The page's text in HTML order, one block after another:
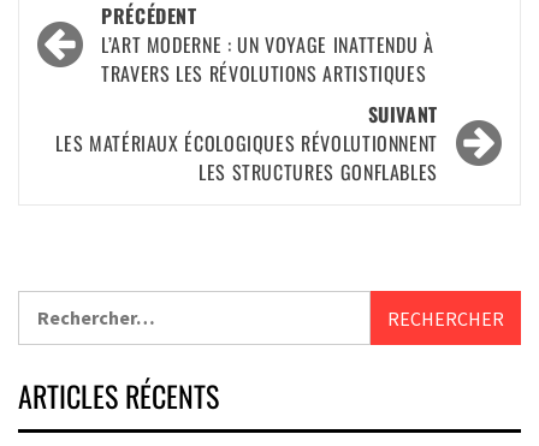
PRÉCÉDENT
L’ART MODERNE : UN VOYAGE INATTENDU À
TRAVERS LES RÉVOLUTIONS ARTISTIQUES
SUIVANT
LES MATÉRIAUX ÉCOLOGIQUES RÉVOLUTIONNENT
LES STRUCTURES GONFLABLES
ARTICLES RÉCENTS